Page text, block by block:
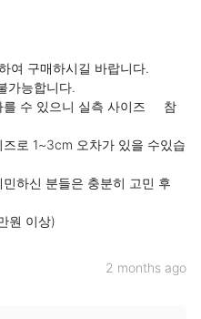
여 구매하시길 바랍니다.
가능합니다.
수 있으니 실측 사이즈     참
로 1~3cm 오차가 있을 수있습
하신 분들은 충분히 고민 후
원 이상)
2 months ago